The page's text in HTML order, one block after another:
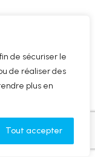
de sécuriser le
de réaliser des
plus en
Tout accepter